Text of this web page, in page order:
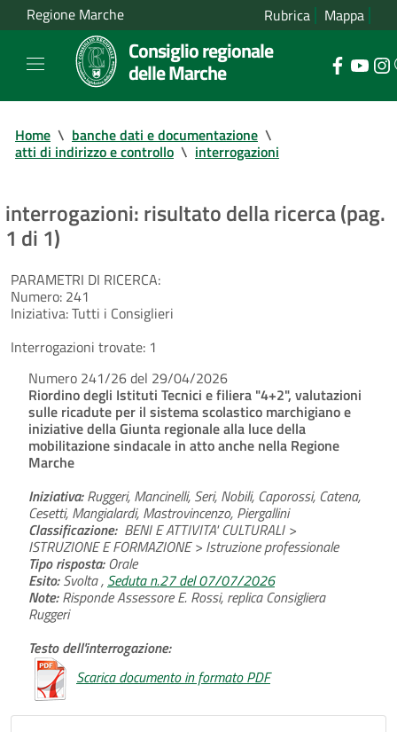
Regione Marche Rubrica Mappa
Consiglio regionale
delle Marche
Home \ banche dati e documentazione \
atti di indirizzo e controllo \ interrogazioni
interrogazioni: risultato della ricerca (pag.
1 di 1)
PARAMETRI DI RICERCA:
Numero: 241
Iniziativa:Tutti i Consiglieri
Interrogazioni trovate: 1
Numero 241/26 del 29/04/2026
Riordino degli Istituti Tecnici e filiera "4+2", valutazioni
sulle ricadute per il sistema scolastico marchigiano e
iniziative della Giunta regionale alla luce della
mobilitazione sindacale in atto anche nella Regione
Marche
Iniziativa:Ruggeri, Mancinelli, Seri, Nobili, Caporossi, Catena,
Cesetti, Mangialardi, Mastrovincenzo, Piergallini
Classificazione: BENI E ATTIVITA' CULTURALI >
ISTRUZIONE E FORMAZIONE > Istruzione professionale
Tipo risposta:Orale
Esito:Svolta , Seduta n.27 del 07/07/2026
Note:Risponde Assessore E. Rossi, replica Consigliera
Ruggeri
Testo dell'interrogazione:
Scarica documento in formato PDF